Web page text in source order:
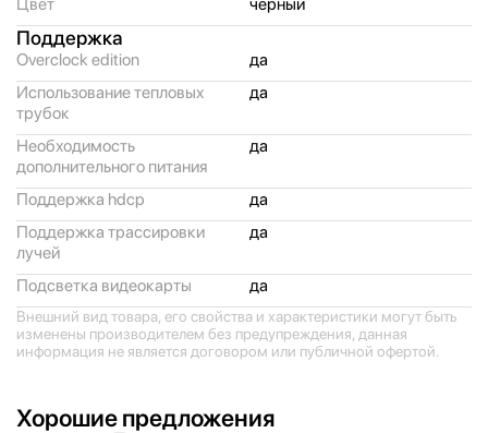
Поддержка
Overclock edition
да
Использование тепловых
трубок
да
Необходимость
дополнительного питания
да
Поддержка hdcp
да
Поддержка трассировки
лучей
да
Подсветка видеокарты да
Внешний вид товара, его свойства и характеристики могут быть
изменены производителем без предупреждения, данная
информация не является договором или публичной офертой.
Хорошие предложения